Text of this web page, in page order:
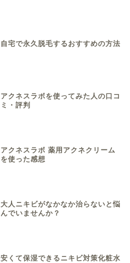
自宅で永久脱毛するおすすめの方法
アクネスラボを使ってみた人の口コ
ミ・評判
アクネスラボ 薬用アクネクリーム
を使った感想
大人ニキビがなかなか治らないと悩
んでいませんか？
安くて保湿できるニキビ対策化粧水